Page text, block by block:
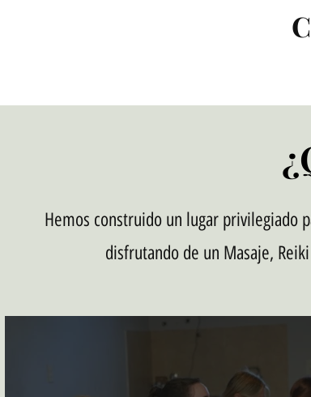
Hemos construido un lugar privilegiado
disfrutando de un Masaje,